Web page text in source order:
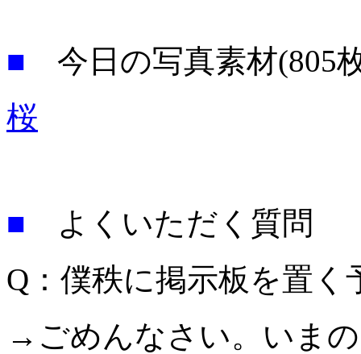
■ 今日の写真素材(805
桜
■ よくいただく質問
Q：僕秩に掲示板を置
→ごめんなさい。いま